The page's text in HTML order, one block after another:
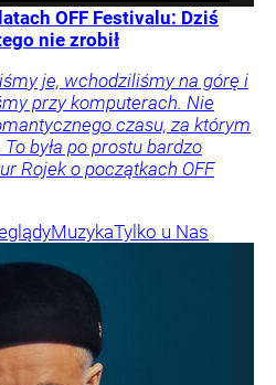
OFF Festivalu: Dziś
nie zrobił
je, wchodziliśmy na górę i
przy komputerach. Nie
czasu, za którym
była po prostu bardzo
Rojek o początkach OFF
MuzykaTylko u Nas